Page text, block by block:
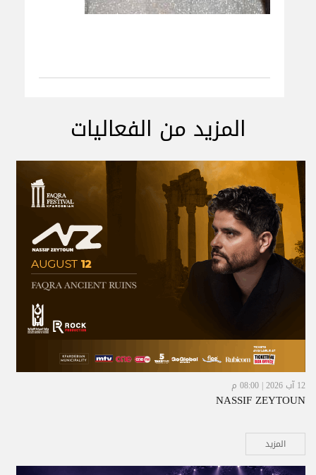
المزيد من الفعاليات
12 آب 2026 | 08:00 م
NASSIF ZEYTOUN
المزيد